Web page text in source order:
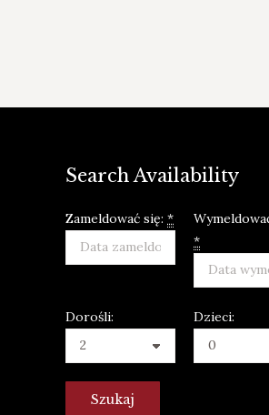
Search Availability
Zameldować się: *
*
Dorośli: Dzieci: